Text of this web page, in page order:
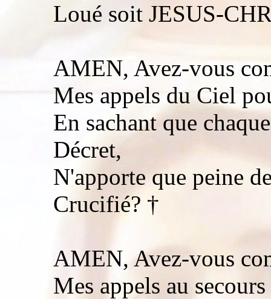
Loué soit JESUS-
AMEN, Avez-vous
Mes appels du Ciel
En sachant que
Décret,
N'apporte que peine
Crucifié? †
AMEN, Avez-vous
Mes appels au